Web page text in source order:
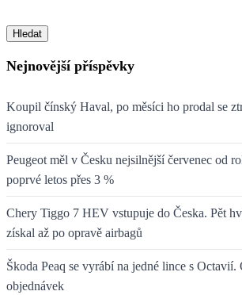
Hledat
Nejnovější příspěvky
Koupil čínský Haval, po měsíci ho prodal se
ignoroval
Peugeot měl v Česku nejsilnější červenec od
poprvé letos přes 3 %
Chery Tiggo 7 HEV vstupuje do Česka. Pět
získal až po opravě airbagů
Škoda Peaq se vyrábí na jedné lince s Octavií.
objednávek